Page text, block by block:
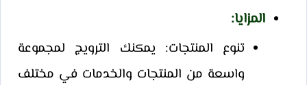
المزايا:
تنوع المنتجات: يمكنك الترويج لمجموعة
واسعة من المنتجات والخدمات في مختلف